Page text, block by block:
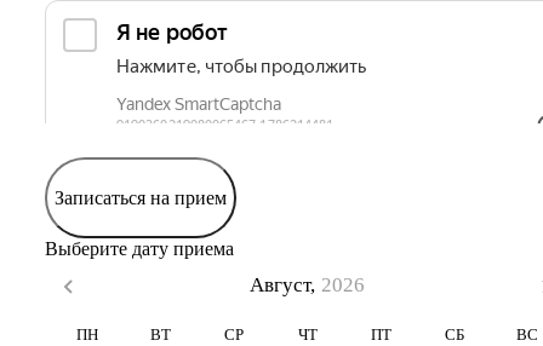
Записаться на прием
Выберите дату приема
Август, 2026
ПН ВТ СР ЧТ ПТ СБ ВС